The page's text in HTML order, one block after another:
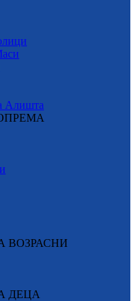
Алишта
ВОЗРАСНИ
ДЕЦА